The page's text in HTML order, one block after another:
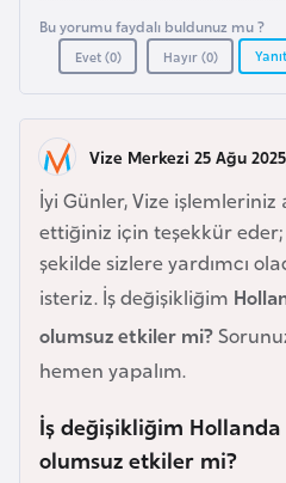
Bu yorumu faydalı buldunuz mu ?
Evet (0) Hayır (0)
Vize Merkezi 25 Ağu
İyi Günler, Vize
ettiğiniz için teşekkür
şekilde sizlere yardımcı
isteriz. İş değişikliğim
olumsuz etkiler mi?
hemen yapalım.
İş değişikliğim
olumsuz etkiler mi?
c
B
a
h
r
e
y
n
a
n